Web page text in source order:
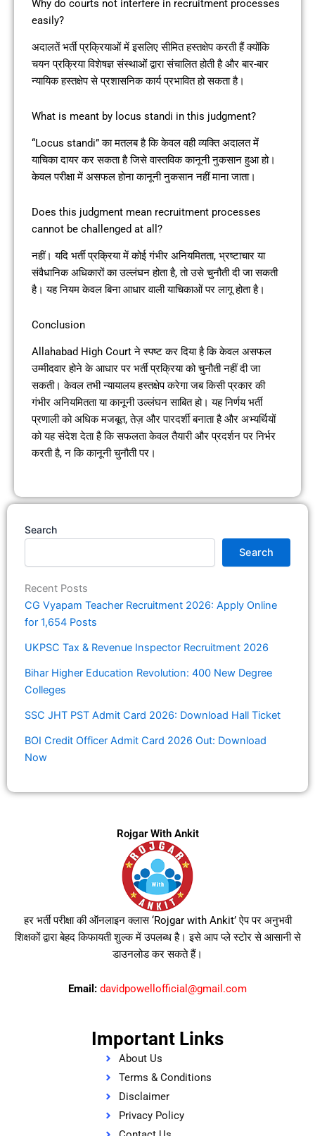
Why do courts not interfere in recruitment processes
easily?
अदालतें भर्ती प्रक्रियाओं में इसलिए सीमित हस्तक्षेप करती हैं क्योंकि
चयन प्रक्रिया विशेषज्ञ संस्थाओं द्वारा संचालित होती है और बार-बार
न्यायिक हस्तक्षेप से प्रशासनिक कार्य प्रभावित हो सकता है।
What is meant by locus standi in this judgment?
“Locus standi” का मतलब है कि केवल वही व्यक्ति अदालत में
याचिका दायर कर सकता है जिसे वास्तविक कानूनी नुकसान हुआ हो।
केवल परीक्षा में असफल होना कानूनी नुकसान नहीं माना जाता।
Does this judgment mean recruitment processes
cannot be challenged at all?
नहीं। यदि भर्ती प्रक्रिया में कोई गंभीर अनियमितता, भ्रष्टाचार या
संवैधानिक अधिकारों का उल्लंघन होता है, तो उसे चुनौती दी जा सकती
है। यह नियम केवल बिना आधार वाली याचिकाओं पर लागू होता है।
Conclusion
Allahabad High Court ने स्पष्ट कर दिया है कि केवल असफल
उम्मीदवार होने के आधार पर भर्ती प्रक्रिया को चुनौती नहीं दी जा
सकती। केवल तभी न्यायालय हस्तक्षेप करेगा जब किसी प्रकार की
गंभीर अनियमितता या कानूनी उल्लंघन साबित हो। यह निर्णय भर्ती
प्रणाली को अधिक मजबूत, तेज़ और पारदर्शी बनाता है और अभ्यर्थियों
को यह संदेश देता है कि सफलता केवल तैयारी और प्रदर्शन पर निर्भर
करती है, न कि कानूनी चुनौती पर।
Search
Search
Recent Posts
CG Vyapam Teacher Recruitment 2026: Apply Online
for 1,654 Posts
UKPSC Tax & Revenue Inspector Recruitment 2026
Bihar Higher Education Revolution: 400 New Degree
Colleges
SSC JHT PST Admit Card 2026: Download Hall Ticket
BOI Credit Officer Admit Card 2026 Out: Download
Now
Rojgar With Ankit
हर भर्ती परीक्षा की ऑनलाइन क्लास ‘Rojgar with Ankit’ ऐप पर अनुभवी
शिक्षकों द्वारा बेहद किफायती शुल्क में उपलब्ध है। इसे आप प्ले स्टोर से आसानी से
डाउनलोड कर सकते हैं।
Email: davidpowellofficial@gmail.com
Important Links
About Us
Terms & Conditions
Disclaimer
Privacy Policy